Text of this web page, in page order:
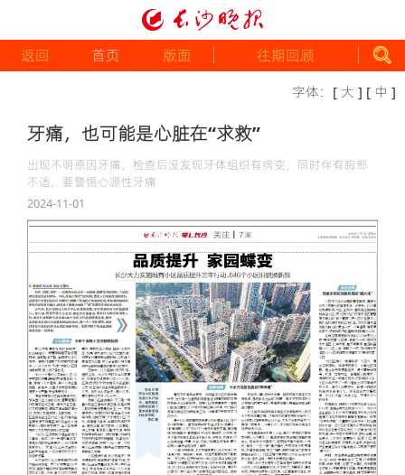
返回 首页 版面 往期回顾
字体： [ 大 ] [ 中 ]
牙痛，也可能是心脏在“求救”
出现不明原因牙痛，检查后没发现牙体组织有病变，同时伴有胸部
不适，要警惕心源性牙痛
2024-11-01